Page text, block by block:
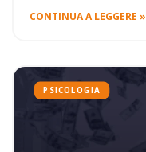
CONTINUA A LEGGERE »
PSICOLOGIA